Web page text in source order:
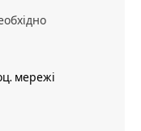
мережі